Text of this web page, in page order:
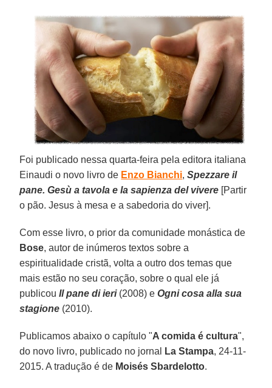
Foi publicado nessa quarta-feira pela editora italiana
Einaudi o novo livro de Enzo Bianchi,Spezzare il
pane. Gesù a tavola e la sapienza del vivere [Partir
o pão. Jesus à mesa e a sabedoria do viver].
Com esse livro, o prior da comunidade monástica de
Bose, autor de inúmeros textos sobre a
espiritualidade cristã, volta a outro dos temas que
mais estão no seu coração, sobre o qual ele já
publicouIl pane di ieri(2008) eOgni cosa alla sua
stagione (2010).
Publicamos abaixo o capítulo "A comida é cultura",
do novo livro, publicado no jornal
La Stampa, 24-11-
2015. A tradução é de Moisés Sbardelotto.